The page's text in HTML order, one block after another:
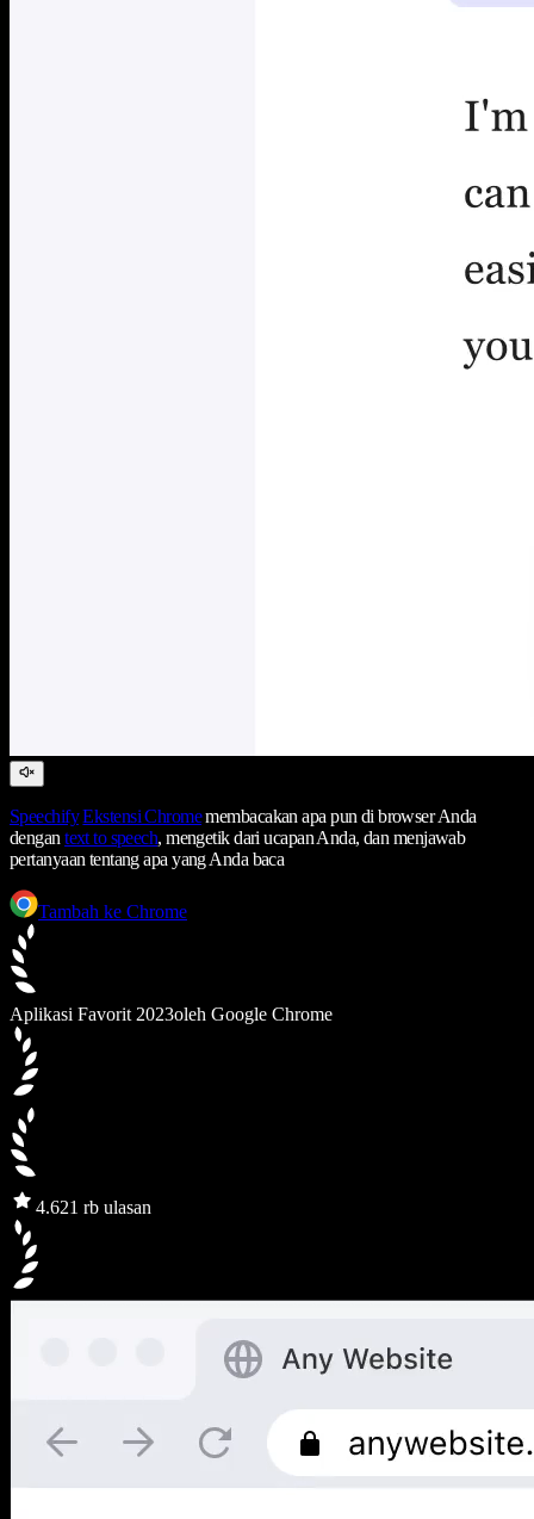
Speechify Ekstensi Chromemembacakan apa pun di browser Anda
dengantext to speech, mengetik dari ucapan Anda, dan menjawab
pertanyaan tentang apa yang Anda baca
Tambah ke Chrome
Aplikasi Favorit 2023oleh Google Chrome
4.621 rb ulasan